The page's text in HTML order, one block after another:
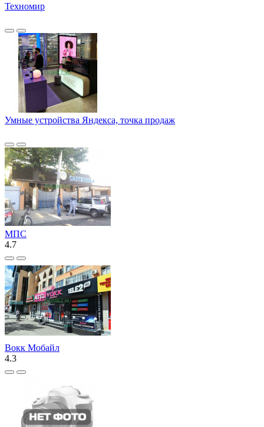
Техномир
Умные устройства Яндекса, точка продаж
МПС
4.7
Вокк Мобайл
4.3